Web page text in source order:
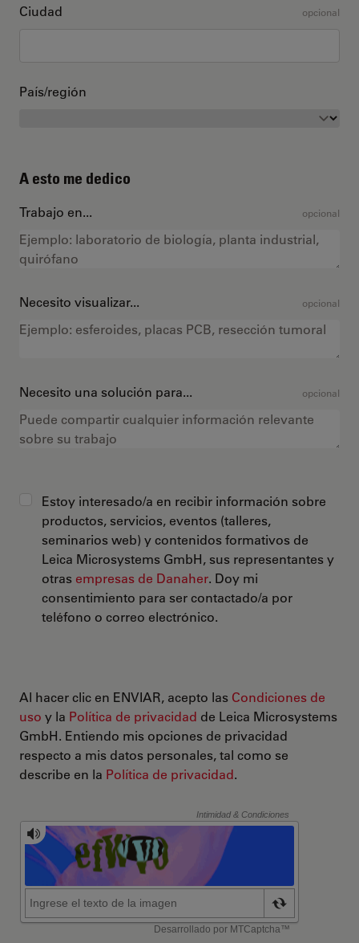
Ciudad opcional
País/región
A esto me dedico
Trabajo en... opcional
Necesito visualizar... opcional
Necesito una solución para... opcional
Estoy interesado/a en recibir información sobre
productos, servicios, eventos (talleres,
seminarios web) y contenidos formativos de
Leica Microsystems GmbH, sus representantes y
otras empresas de Danaher. Doy mi
consentimiento para ser contactado/a por
teléfono o correo electrónico.
Al hacer clic en ENVIAR, acepto las Condiciones de
uso y la Política de privacidad de Leica Microsystems
GmbH. Entiendo mis opciones de privacidad
respecto a mis datos personales, tal como se
describe en la Política de privacidad.